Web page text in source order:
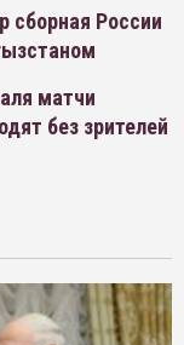
сборная России
матчи
без зрителей